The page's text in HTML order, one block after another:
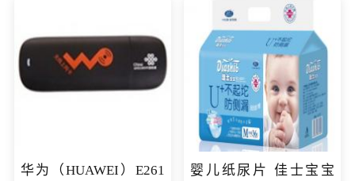
华为（HUAWEI）E261
婴儿纸尿片 佳士宝宝